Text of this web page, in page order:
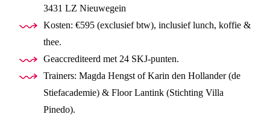
3431 LZ Nieuwegein
Kosten: €595 (exclusief btw), inclusief lunch, koffie &
thee.
Geaccrediteerd met 24 SKJ-punten.
Trainers: Magda Hengst of Karin den Hollander (de
Stiefacademie) & Floor Lantink (Stichting Villa
Pinedo).